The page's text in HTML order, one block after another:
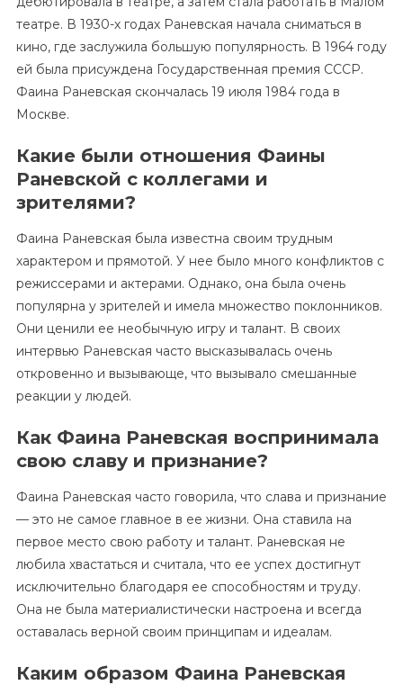
театре. В 1930-х годах Раневская начала сниматься в
кино, где заслужила большую популярность. В 1964 году
ей была присуждена Государственная премия СССР.
Фаина Раневская скончалась 19 июля 1984 года в
Москве.
Какие были отношения Фаины
Раневской с коллегами и
зрителями?
Фаина Раневская была известна своим трудным
характером и прямотой. У нее было много конфликтов с
режиссерами и актерами. Однако, она была очень
популярна у зрителей и имела множество поклонников.
Они ценили ее необычную игру и талант. В своих
интервью Раневская часто высказывалась очень
откровенно и вызывающе, что вызывало смешанные
реакции у людей.
Как Фаина Раневская воспринимала
свою славу и признание?
Фаина Раневская часто говорила, что слава и признание
— это не самое главное в ее жизни. Она ставила на
первое место свою работу и талант. Раневская не
любила хвастаться и считала, что ее успех достигнут
исключительно благодаря ее способностям и труду.
Она не была материалистически настроена и всегда
оставалась верной своим принципам и идеалам.
Каким образом Фаина Раневская